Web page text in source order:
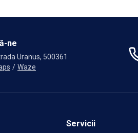
ne
Uranus, 500361
/ Waze
Servicii